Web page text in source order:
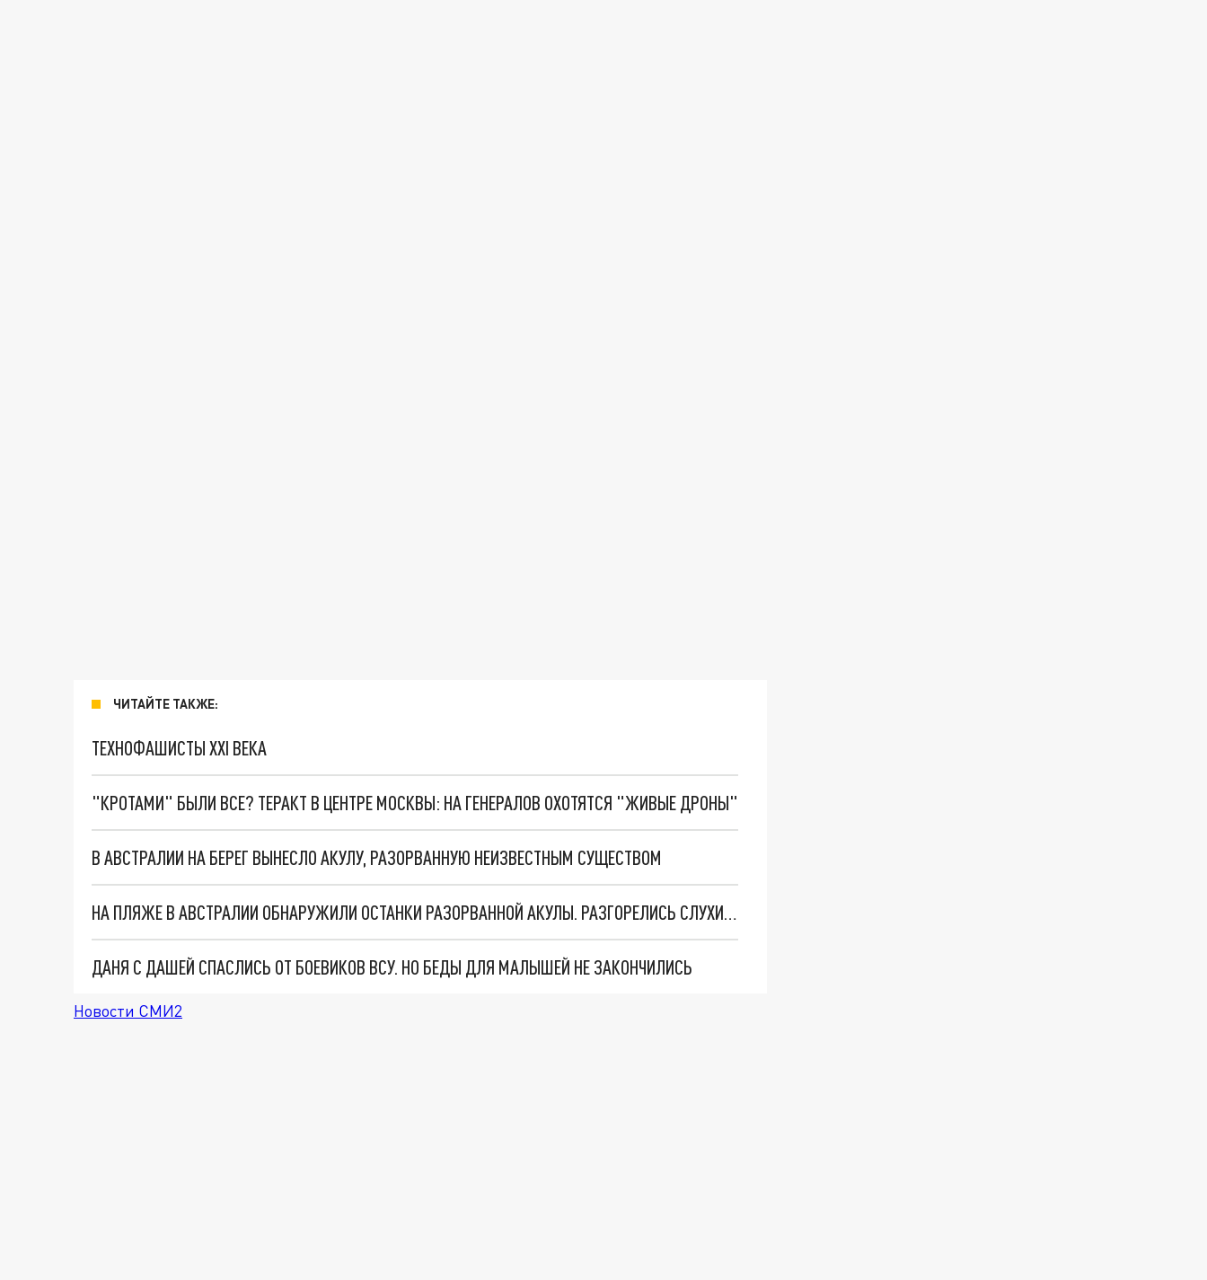
ЧИТАЙТЕ ТАКЖЕ:
ТЕХНОФАШИСТЫ XXI ВЕКА
"КРОТАМИ" БЫЛИ ВСЕ? ТЕРАКТ В ЦЕНТРЕ МОСКВЫ: НА ГЕНЕРАЛОВ ОХОТЯТСЯ "ЖИВЫЕ ДРОНЫ"
В АВСТРАЛИИ НА БЕРЕГ ВЫНЕСЛО АКУЛУ, РАЗОРВАННУЮ НЕИЗВЕСТНЫМ СУЩЕСТВОМ
НА ПЛЯЖЕ В АВСТРАЛИИ ОБНАРУЖИЛИ ОСТАНКИ РАЗОРВАННОЙ АКУЛЫ. РАЗГОРЕЛИСЬ СЛУХИ О НЕИЗВЕСТНОМ ХИЩНИКЕ
ДАНЯ С ДАШЕЙ СПАСЛИСЬ ОТ БОЕВИКОВ ВСУ. НО БЕДЫ ДЛЯ МАЛЫШЕЙ НЕ ЗАКОНЧИЛИСЬ
Новости СМИ2